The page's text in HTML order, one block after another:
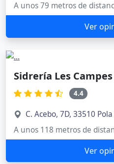
A unos 79 metros de
Ver
Sidrería Les Campes
4.4
C. Acebo, 7D, 33510
A unos 118 metros de
Ver